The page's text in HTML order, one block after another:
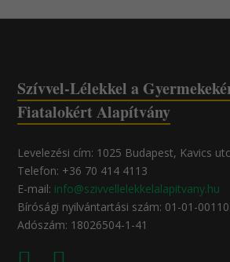
Szívvel-Lélekkel a
Fiatalokért Alapítvány
Levelezési cím: 1025 Budapest, Kavics
Telefon: +36 70 414 4113
E-mail: info@szivvellelekkelalapitvany.hu
Bírósági nyilvántartási szám: 01-01-
Adószám: 18026504-1-41